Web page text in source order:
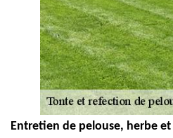
Entretien de pelouse, herbe et